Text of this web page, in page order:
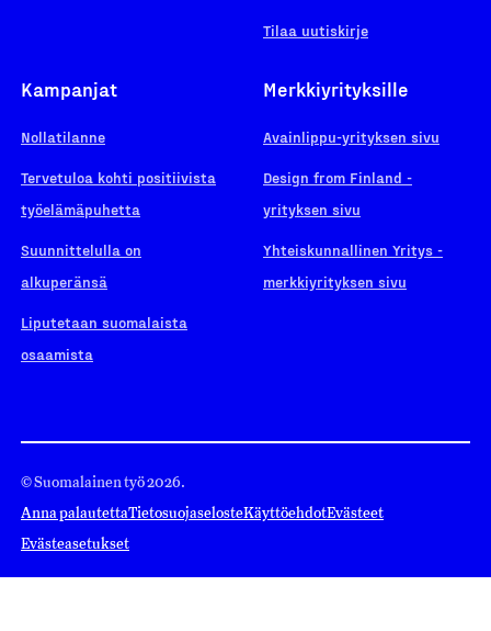
Tilaa uutiskirje
Kampanjat
Nollatilanne
Tervetuloa kohti positiivista
työelämäpuhetta
Suunnittelulla on
alkuperänsä
Liputetaan suomalaista
osaamista
Merkkiyrityksille
Avainlippu-yrityksen sivu
Design from Finland -
yrityksen sivu
Yhteiskunnallinen Yritys -
merkkiyrityksen sivu
© Suomalainen työ 2026.
Anna palautettaTietosuojaselosteKäyttöehdotEvästeet
Evästeasetukset